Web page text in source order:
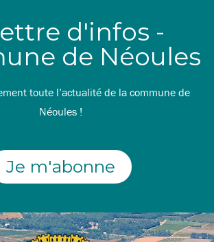
d'infos -
de Néoules
toute l’actualité de la commune de
Néoules !
Je m'abonne